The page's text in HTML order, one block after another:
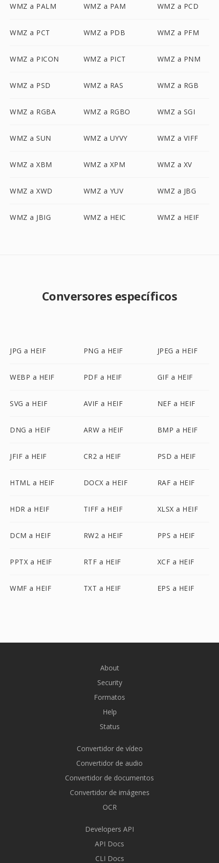
WMZ a PALM WMZ a PAM WMZ a PCD
WMZ a PCT WMZ a PDB WMZ a PFM
WMZ a PICON WMZ a PICT WMZ a PNM
WMZ a PSD WMZ a RAS WMZ a RGB
WMZ a RGBA WMZ a RGBO WMZ a SGI
WMZ a SUN WMZ a UYVY WMZ a VIFF
WMZ a XBM WMZ a XPM WMZ a XV
WMZ a XWD WMZ a YUV WMZ a JBG
WMZ a JBIG WMZ a HEIC WMZ a HEIF
Conversores específicos
JPG a HEIF PNG a HEIF JPEG a HEIF
WEBP a HEIF PDF a HEIF GIF a HEIF
SVG a HEIF AVIF a HEIF NEF a HEIF
DNG a HEIF ARW a HEIF BMP a HEIF
JFIF a HEIF CR2 a HEIF PSD a HEIF
HTML a HEIF DOCX a HEIF RAF a HEIF
HDR a HEIF TIFF a HEIF XLSX a HEIF
DCM a HEIF RW2 a HEIF PPS a HEIF
PPTX a HEIF RTF a HEIF XCF a HEIF
WMF a HEIF TXT a HEIF EPS a HEIF
About
Security
Formatos
Help
Status
Convertidor de vídeo
Convertidor de audio
Convertidor de documentos
Convertidor de imágenes
OCR
Developers API
API Docs
CLI Docs